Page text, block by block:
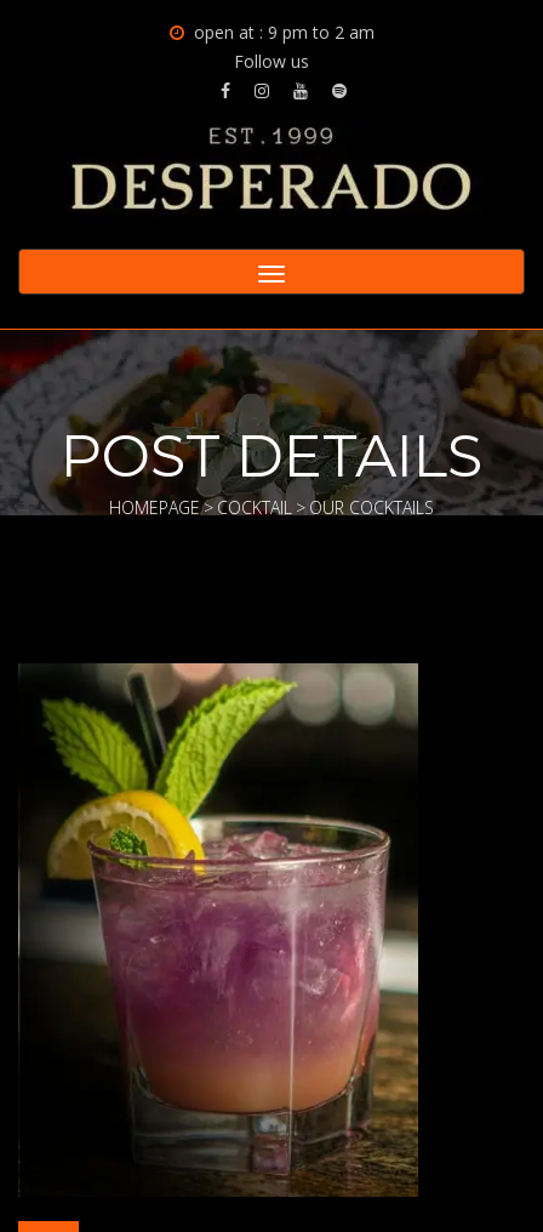
open at : 9 pm to 2 am
Follow us
Toggle
navigation
POST DETAILS
HOMEPAGE> COCKTAIL > OUR COCKTAILS